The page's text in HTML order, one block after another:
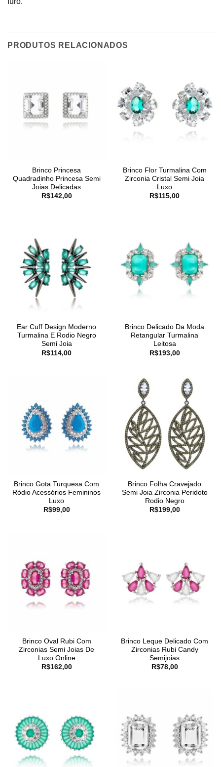
PRODUTOS RELACIONADOS
Brinco Princesa
Quadradinho Princesa Semi
Joias Delicadas
R$142,00
Brinco Flor Turmalina Com
Zirconia Cristal Semi Joia
Luxo
R$115,00
Ear Cuff Design Moderno
Turmalina E Rodio Negro
Semi Joia
R$114,00
Brinco Delicado Da Moda
Retangular Turmalina
Leitosa
R$193,00
Brinco Gota Turquesa Com
Ródio Acessórios Femininos
Luxo
R$99,00
Brinco Folha Cravejado
Semi Joia Zirconia Peridoto
Rodio Negro
R$199,00
Brinco Oval Rubi Com
Zirconias Semi Joias De
Luxo Online
R$162,00
Brinco Leque Delicado Com
Zirconias Rubi Candy
Semijoias
R$78,00